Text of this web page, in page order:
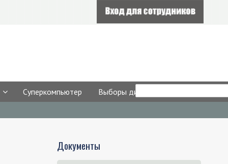
Суперкомпьютер Выборы директора
Форма
поиска
Документы